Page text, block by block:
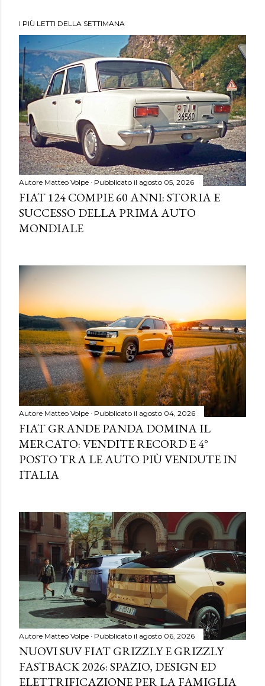
I PIÙ LETTI DELLA SETTIMANA
Autore Matteo Volpe Pubblicato il agosto 05, 2026
FIAT 124 COMPIE 60 ANNI: STORIA E
SUCCESSO DELLA PRIMA AUTO
MONDIALE
Autore Matteo Volpe Pubblicato il agosto 04, 2026
FIAT GRANDE PANDA DOMINA IL
MERCATO: VENDITE RECORD E 4°
POSTO TRA LE AUTO PIÙ VENDUTE IN
ITALIA
Autore Matteo Volpe Pubblicato il agosto 06, 2026
NUOVI SUV FIAT GRIZZLY E GRIZZLY
FASTBACK 2026: SPAZIO, DESIGN ED
ELETTRIFICAZIONE PER LA FAMIGLIA